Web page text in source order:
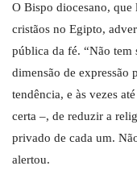
O Bispo diocesano,
cristãos no Egipto,
pública da fé. “Não tem
dimensão de expressão
tendência, e às vezes
certa –, de reduzir a
privado de cada um.
alertou.